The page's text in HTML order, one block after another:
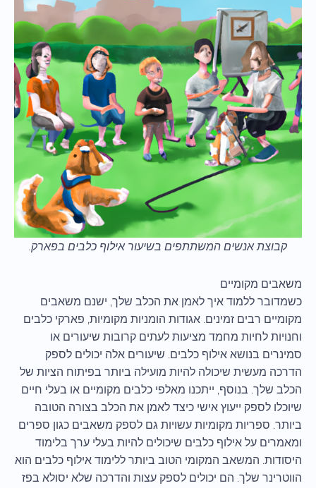
קבוצת אנשים המשתתפים בשיעור אילוף כלבים בפארק.
משאבים מקומיים
כשמדובר ללמוד איך לאמן את הכלב שלך, ישנם משאבים
מקומיים רבים זמינים. אגודות הומניות מקומיות, פארקי כלבים
וחנויות לחיות מחמד מציעות לעתים קרובות שיעורים או
סמינרים בנושא אילוף כלבים. שיעורים אלה יכולים לספק
הדרכה מעשית שיכולה להיות מועילה ביותר בפיתוח הציות של
הכלב שלך. בנוסף, ייתכנו מאלפי כלבים מקומיים או בעלי חיים
שיוכלו לספק ייעוץ אישי כיצד לאמן את הכלב בצורה הטובה
ביותר. ספריות מקומיות עשויות גם לספק משאבים כגון ספרים
ומאמרים על אילוף כלבים שיכולים להיות בעלי ערך בלימוד
היסודות. המשאב המקומי הטוב ביותר ללימוד אילוף כלבים הוא
הווטרינר שלך. הם יכולים לספק עצות והדרכה שלא יסולא בפז